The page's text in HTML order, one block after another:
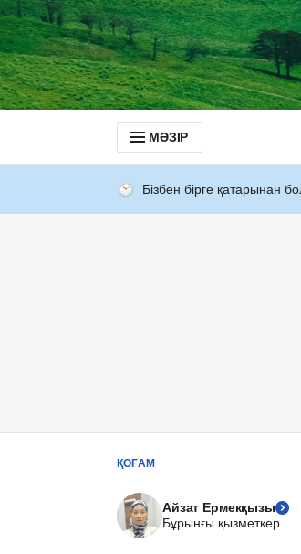
МӘЗІР
Бізбен бірге қатарынан
ҚОҒАМ
Айзат Ермекқызы
Бұрынғы қызметкер